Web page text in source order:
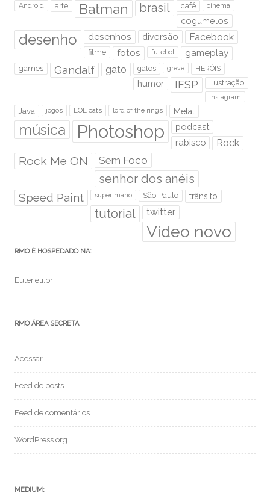
Android arte Batman brasil café cinema
cogumelos
desenho desenhos diversão Facebook
filme fotos futebol gameplay
games Gandalf gato gatos greve HERÓIS
humor IFSP ilustração
instagram
Java jogos LOL cats lord of the rings Metal
música Photoshop
podcast
rabisco
Rock
Rock Me ON Sem Foco
senhor dos anéis
Speed Paint super mario São Paulo trânsito
tutorial twitter
Video novo
RMO É HOSPEDADO NA:
Euler.eti.br
RMO ÁREA SECRETA
Acessar
Feed de posts
Feed de comentários
WordPress.org
MEDIUM: